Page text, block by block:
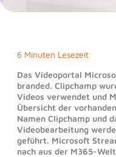
6 Minuten Lesezeit
Das Videoportal
branded. Clipchamp
Videos verwendet und
Übersicht der
Namen Clipchamp und
Videobearbeitung
geführt. Microsoft
nach aus der M365-